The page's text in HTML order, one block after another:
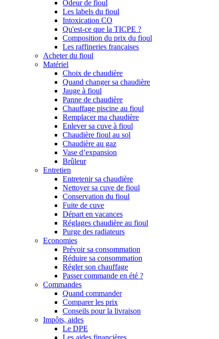
Odeur de fioul
Les labels du fioul
Intoxication CO
Qu'est-ce que la TICPE ?
Composition du prix du fioul
Les raffineries françaises
Acheter du fioul
Matériel
Choix de chaudière
Quand changer sa chaudière
Jauge à fioul
Panne de chaudière
Chauffage piscine au fioul
Remplacer ma chaudière
Enlever sa cuve à fioul
Chaudière fioul au sol
Chaudière au gaz
Vase d’expansion
Brûleur
Entretien
Entretenir sa chaudière
Nettoyer sa cuve de fioul
Conservation du fioul
Fuite de cuve
Départ en vacances
Réglages chaudière au fioul
Purge des radiateurs
Economies
Prévoir sa consommation
Réduire sa consommation
Régler son chauffage
Passer commande en été ?
Commandes
Quand commander
Comparer les prix
Conseils pour la livraison
Impôts, aides
Le DPE
Les aides financières